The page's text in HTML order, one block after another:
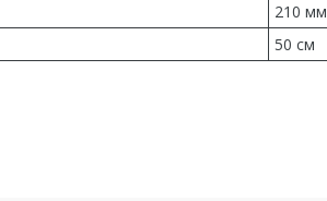
210 мм
50 см